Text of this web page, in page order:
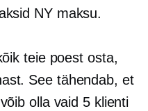
NY maksu.
teie poest osta,
See tähendab, et
olla vaid 5 klienti